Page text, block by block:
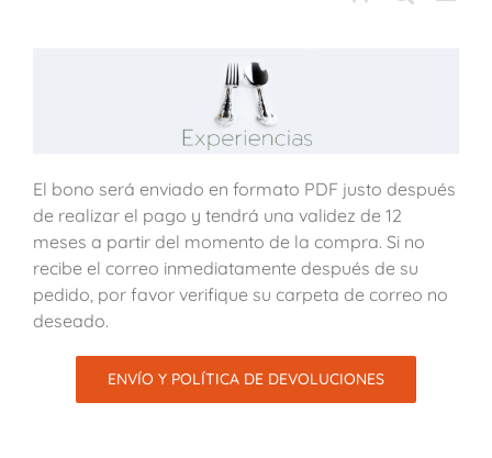
El bono será enviado en formato PDF justo después
de realizar el pago y tendrá una validez de 12
meses a partir del momento de la compra. Si no
recibe el correo inmediatamente después de su
pedido, por favor verifique su carpeta de correo no
deseado.
ENVÍO Y POLÍTICA DE DEVOLUCIONES